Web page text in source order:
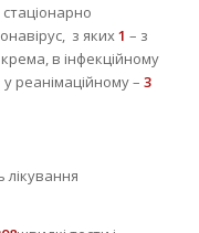
з яких1 – з
в інфекційному
у реанімаційному – 3